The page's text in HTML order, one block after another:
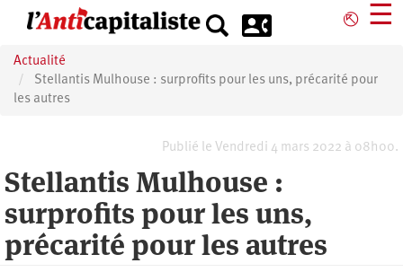
principal
⎋ ☰
Actualité
Stellantis Mulhouse : surprofits pour les uns, précarité pour
les autres
Publié le Vendredi 4 mars 2022 à 08h00.
Stellantis Mulhouse :
surprofits pour les uns,
précarité pour les autres